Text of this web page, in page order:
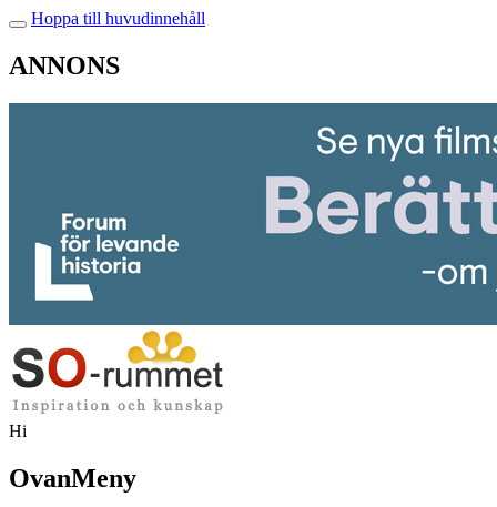
Hoppa till huvudinnehåll
ANNONS
Hi
OvanMeny